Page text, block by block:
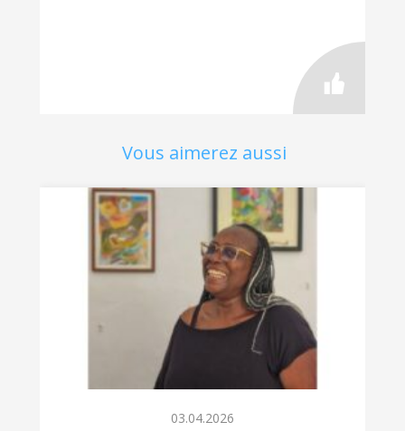
Vous aimerez aussi
03.04.2026